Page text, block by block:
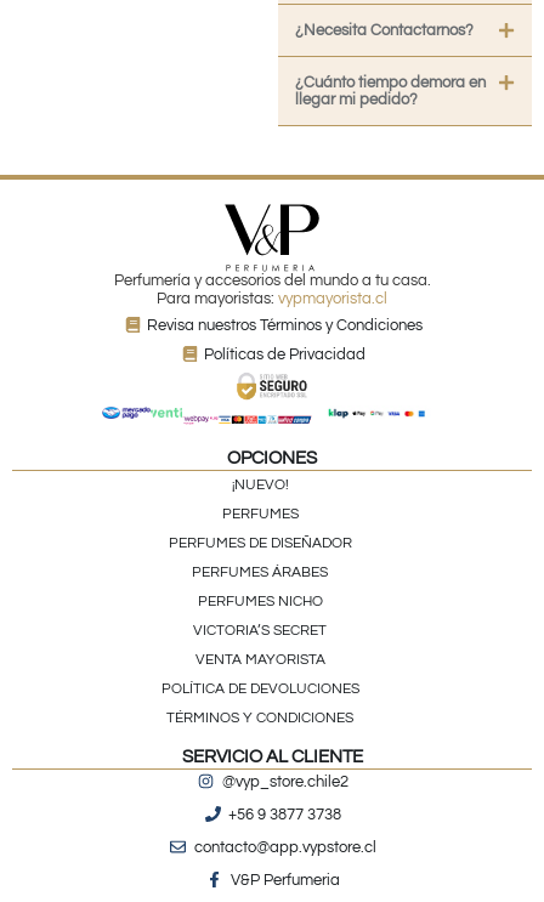
¿Necesita Contactarnos?
¿Cuánto tiempo demora en
llegar mi pedido?
Perfumería y accesorios del mundo a tu casa.
Para mayoristas: vypmayorista.cl
Revisa nuestros Términos y Condiciones
Políticas de Privacidad
OPCIONES
¡NUEVO!
PERFUMES
PERFUMES DE DISEÑADOR
PERFUMES ÁRABES
PERFUMES NICHO
VICTORIA’S SECRET
VENTA MAYORISTA
POLÍTICA DE DEVOLUCIONES
TÉRMINOS Y CONDICIONES
SERVICIO AL CLIENTE
@vyp_store.chile2
+56 9 3877 3738
contacto@app.vypstore.cl
V&P Perfumeria